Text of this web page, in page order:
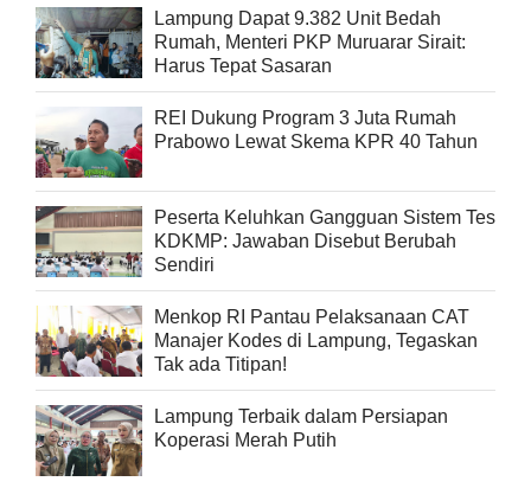
Lampung Dapat 9.382 Unit Bedah
Rumah, Menteri PKP Muruarar Sirait:
Harus Tepat Sasaran
REI Dukung Program 3 Juta Rumah
Prabowo Lewat Skema KPR 40 Tahun
Peserta Keluhkan Gangguan Sistem Tes
KDKMP: Jawaban Disebut Berubah
Sendiri
Menkop RI Pantau Pelaksanaan CAT
Manajer Kodes di Lampung, Tegaskan
Tak ada Titipan!
Lampung Terbaik dalam Persiapan
Koperasi Merah Putih